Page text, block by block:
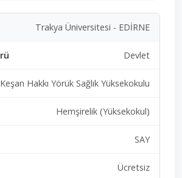
Trakya Üniversitesi - EDİRNE
Devlet
Keşan Hakkı Yörük Sağlık Yüksekokulu
Hemşirelik (Yüksekokul)
SAY
Ücretsiz